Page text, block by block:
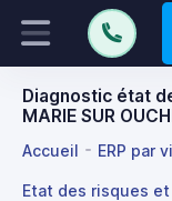
Diagnostic état
MARIE SUR
Accueil ERP par
Etat des risques